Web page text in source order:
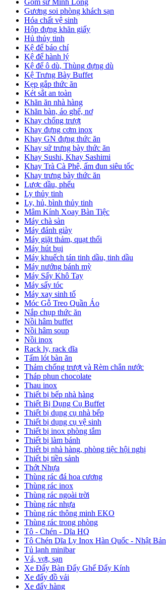
Gương soi phòng khách sạn
Hóa chất vệ sinh
Hộp đựng khăn giấy
Hủ thủy tinh
Kệ để báo chí
Kệ để hành lý
Kệ để ô dù, Thùng đựng dù
Kệ Trưng Bày Buffet
Kẹp gắp thức ăn
Két sắt an toàn
Khăn ăn nhà hàng
Khăn bàn, áo ghế, nơ
Khay chống trượt
Khay đựng cơm inox
Khay GN đựng thức ăn
Khay sứ trưng bày thức ăn
Khay Sushi, Khay Sashimi
Khay Trà Cà Phê, ấm đun siêu tốc
Khay trưng bày thức ăn
Lược dầu, phểu
Ly thủy tinh
Ly, hủ, bình thủy tinh
Mâm Kính Xoay Bàn Tiệc
Máy chà sàn
Máy đánh giày
Máy giặt thảm, quạt thổi
Máy hút bụi
Máy khuếch tán tinh dầu, tinh dầu
Máy nướng bánh mỳ
Máy Sấy Khô Tay
Máy sấy tóc
Máy xay sinh tố
Móc Gỗ Treo Quần Áo
Nắp chụp thức ăn
Nồi hâm buffet
Nồi hâm soup
Nồi inox
Rack ly, rack dĩa
Tấm lót bàn ăn
Thảm chống trượt và Rèm chắn nước
Tháp phun chocolate
Thau inox
Thiết bị bếp nhà hàng
Thiết Bị Dụng Cụ Buffet
Thiết bị dụng cụ nhà bếp
Thiết bị dụng cụ vệ sinh
Thiết bị inox phòng tắm
Thiết bị làm bánh
Thiết bị nhà hàng, phòng tiệc hội nghị
Thiết bị tiền sảnh
Thớt Nhựa
Thùng rác đá hoa cương
Thùng rác inox
Thùng rác ngoài trời
Thùng rác nhựa
Thùng rác thông minh EKO
Thùng rác trong phòng
Tô - Chén - Dĩa HQ
Tô Chén Dĩa Ly Inox Hàn Quốc - Nhật Bản
Tủ lạnh minibar
Vá, vợt, sạn
Xe Đẩy Bàn Đẩy Ghế Đẩy Kính
Xe đẩy đồ vải
Xe đẩy hàng